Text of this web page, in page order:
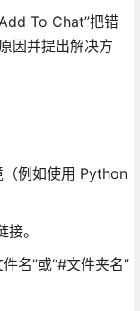
To Chat”把错
因并提出解决方
（例如使用 Python
。
名”或“#文件夹名”